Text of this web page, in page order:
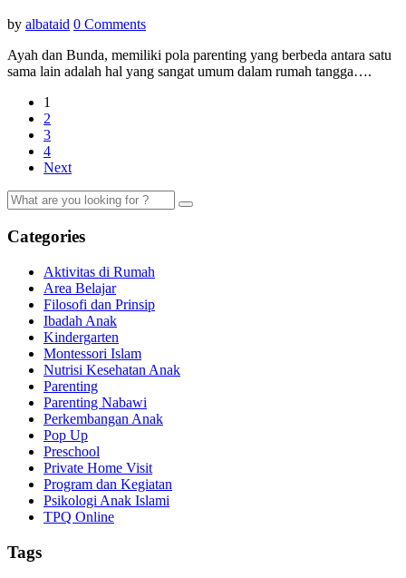
by albataid 0 Comments
Ayah dan Bunda, memiliki pola parenting yang berbeda antara satu
sama lain adalah hal yang sangat umum dalam rumah tangga….
1
2
3
4
Next
Categories
Aktivitas di Rumah
Area Belajar
Filosofi dan Prinsip
Ibadah Anak
Kindergarten
Montessori Islam
Nutrisi Kesehatan Anak
Parenting
Parenting Nabawi
Perkembangan Anak
Pop Up
Preschool
Private Home Visit
Program dan Kegiatan
Psikologi Anak Islami
TPQ Online
Tags